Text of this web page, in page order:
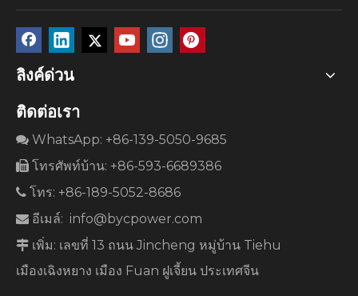
ลิงค์ด่วน
ติดต่อเรา
 WhatsApp: +86-139-5050-9685
 โทรศัพท์บ้าน: +86-593-6689386
 โทร: +86-189-5052-8686
 อีเมล์: info@bycpower.com
 เพิ่ม: เลขที่ 13 ถนน Jincheng หมู่บ้าน Tiehu
เมืองเฉิงหยาง เมือง Fuan ฝูเจี้ยน ประเทศจีน